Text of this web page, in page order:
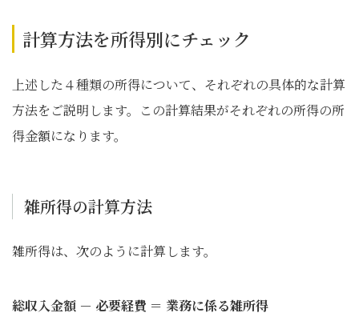
計算方法を所得別にチェック
上述した４種類の所得について、それぞれの具体的な計算
方法をご説明します。この計算結果がそれぞれの所得の所
得金額になります。
雑所得の計算方法
雑所得は、次のように計算します。
総収入金額 － 必要経費 ＝ 業務に係る雑所得